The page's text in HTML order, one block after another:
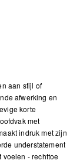
aan stijl of
afwerking en
korte
met
indruk met zijn
understatement
voelen - rechttoe